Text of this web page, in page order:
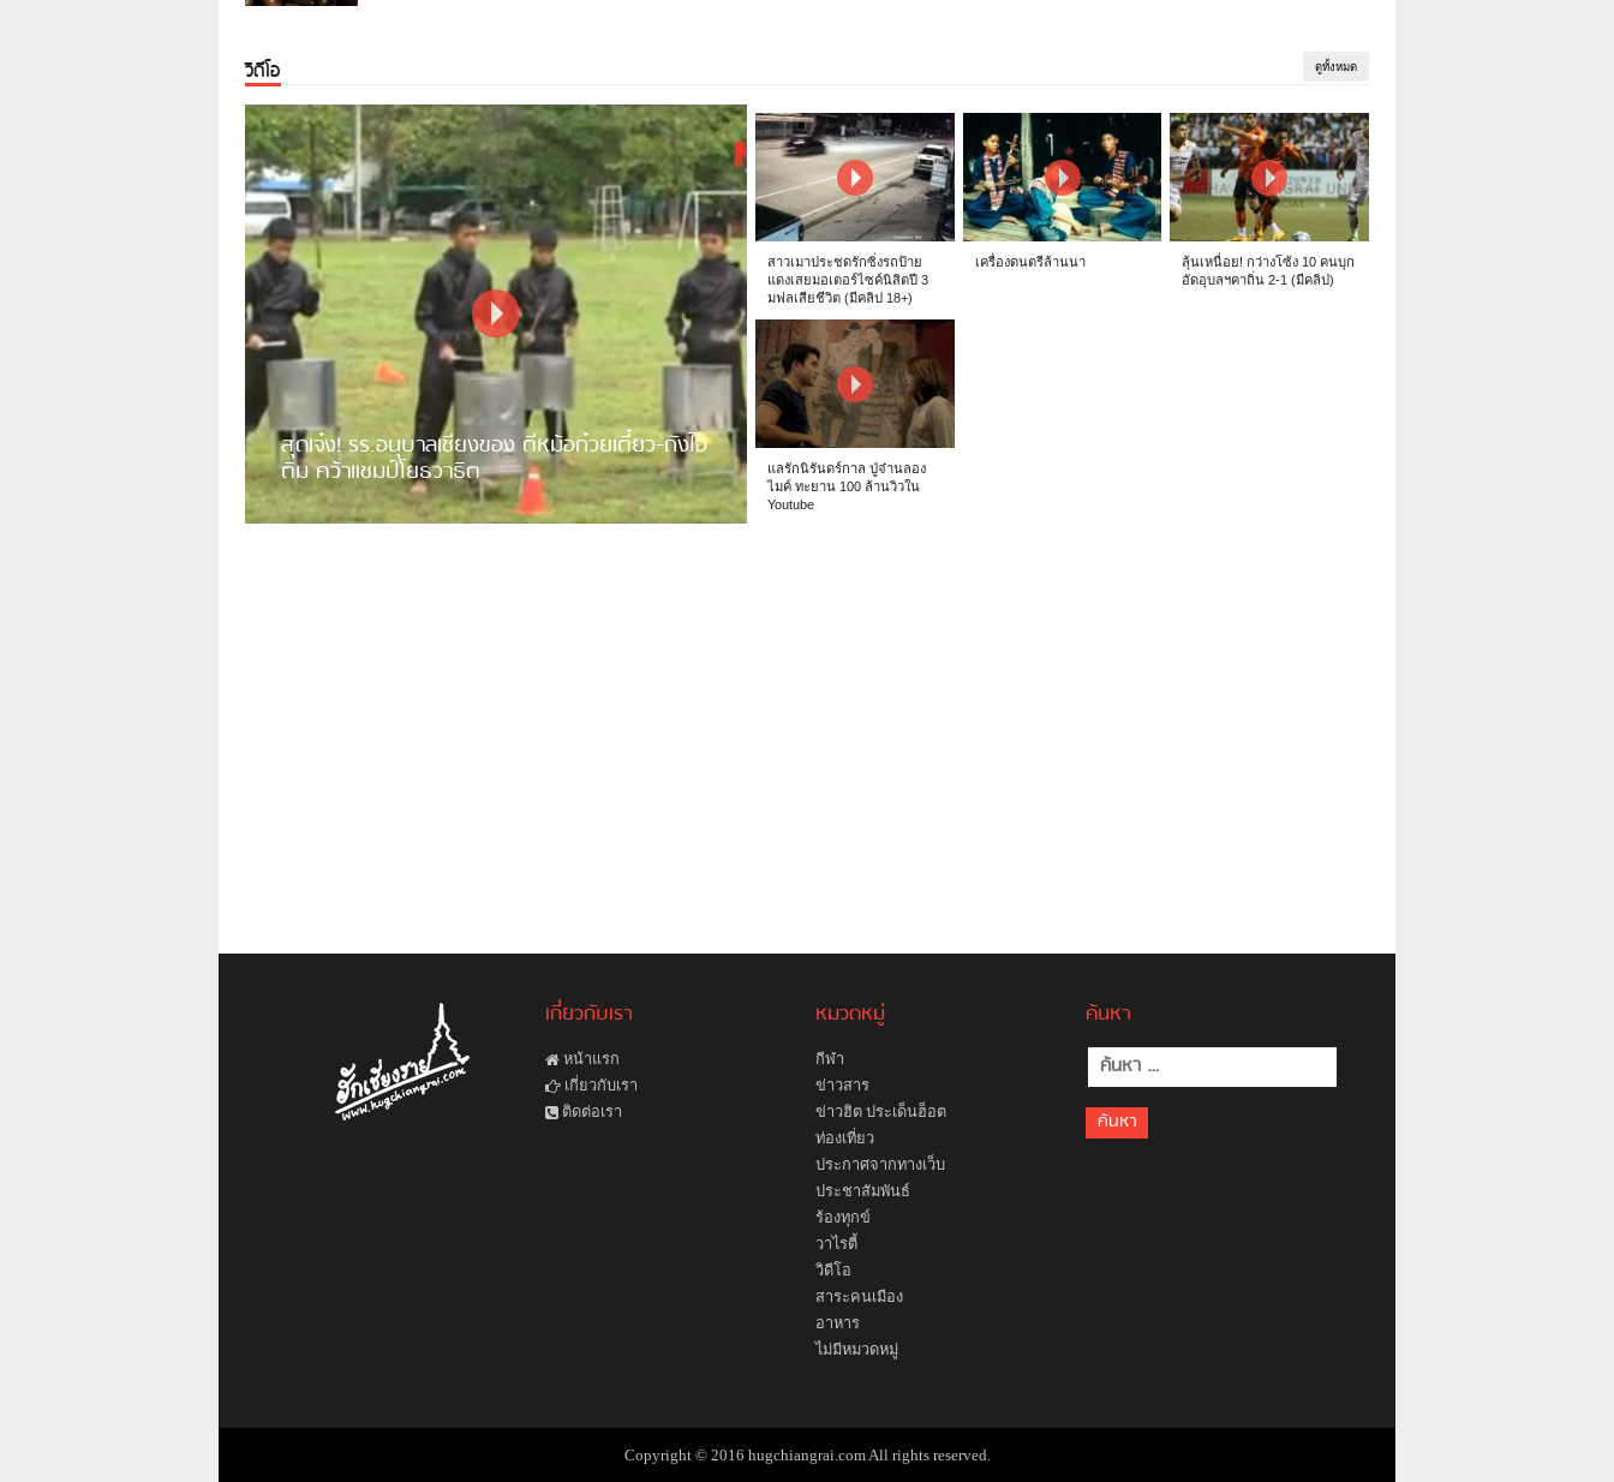
วิดีโอ ดูทั้งหมด
สุดเจ๋ง! รร.อนุบาลเชียงของ ตีหม้อก๋วยเตี๋ยว-ถังไอ
ติม คว้าแชมป์โยธวาธิต
สาวเมาประชดรักซิ่งรถป้าย
แดงเสยมอเตอร์ไซค์นิสิตปี 3
มฟลเสียชีวิต (มีคลิป 18+)
เครื่องดนตรีล้านนา
ลุ้นเหนื่อย! กว่างโซ้ง 10 คนบุก
อัดอุบลฯคาถิ่น 2-1 (มีคลิป)
แลรักนิรันดร์กาล ปู่จ๋านลอง
ไมค์ ทะยาน 100 ล้านวิวใน
Youtube
เกี่ยวกับเรา
หน้าแรก
เกี่ยวกับเรา
ติดต่อเรา
หมวดหมู่
กีฬา
ข่าวสาร
ข่าวฮิต ประเด็นฮ็อต
ท่องเที่ยว
ประกาศจากทางเว็บ
ประชาสัมพันธ์
ร้องทุกข์
วาไรตี้
วิดีโอ
สาระคนเมือง
อาหาร
ไม่มีหมวดหมู่
ค้นหา
ค้นหา
สำหรับ:
Copyright © 2016 hugchiangrai.com All rights reserved.